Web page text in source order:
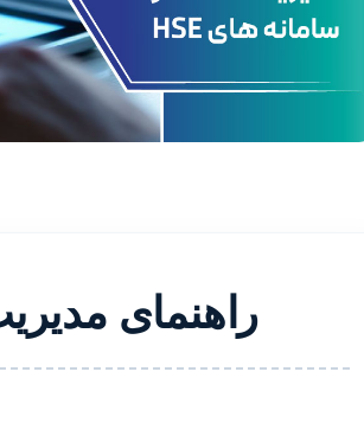
راهنمای